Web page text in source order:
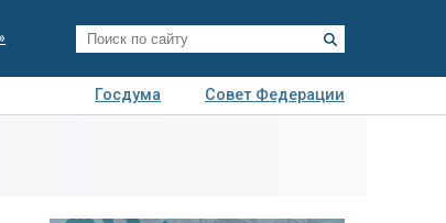
Госдума
Совет Федерации